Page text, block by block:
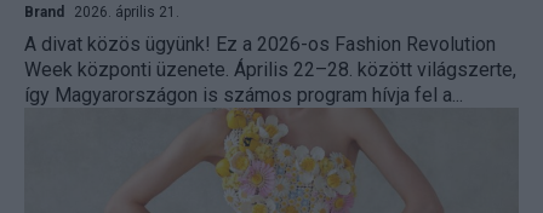
Brand 2026. április 21.
A divat közös ügyünk! Ez a 2026-os Fashion Revolution
Week központi üzenete. Április 22–28. között világszerte,
így Magyarországon is számos program hívja fel a...